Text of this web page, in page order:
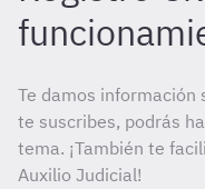
Te damos información
te suscribes, podrás
tema. ¡También te
Auxilio Judicial!